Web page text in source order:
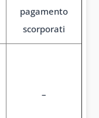
pagamento
scorporati
–